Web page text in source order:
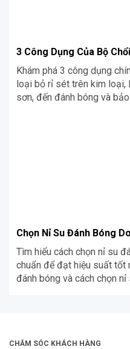
3 Công Dụng Của Bộ
Khám phá 3 công dụng
loại bỏ rỉ sét trên kim
sơn, đến đánh bóng và
Chọn Nỉ Su Đánh Bóng
Tìm hiểu cách chọn nỉ su
chuẩn để đạt hiệu suất tốt
đánh bóng và cách chọn nỉ
CHĂM SÓC KHÁCH HÀNG